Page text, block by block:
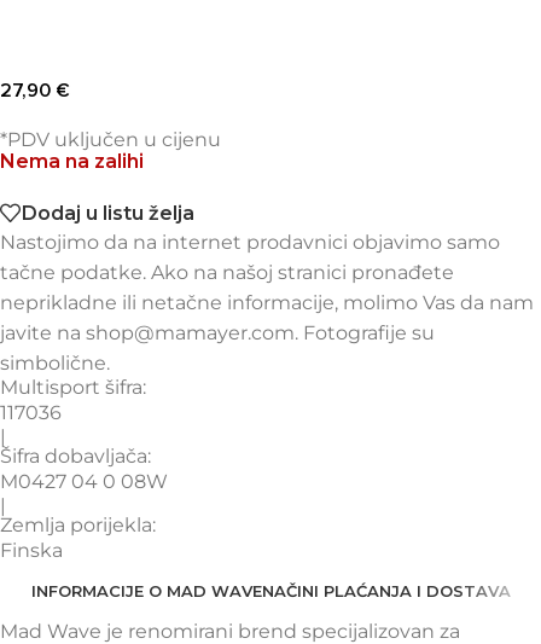
27,90 €
*PDV uključen u cijenu
Nema na zalihi
Dodaj u listu želja
Nastojimo da na internet prodavnici objavimo samo
tačne podatke. Ako na našoj stranici pronađete
neprikladne ili netačne informacije, molimo Vas da nam
javite na shop@mamayer.com. Fotografije su
simbolične.
Multisport šifra:
117036
|
Šifra dobavljača:
M0427 04 0 08W
|
Zemlja porijekla:
Finska
INFORMACIJE O MAD WAVENAČINI PLAĆANJA I DOSTAVA
Mad Wave je renomirani brend specijalizovan za